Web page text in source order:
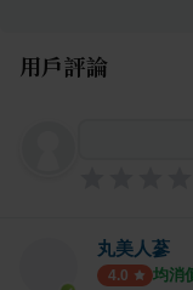
用戶評論
丸美人蔘
4.0 均消